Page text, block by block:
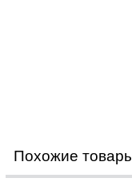
Похожие